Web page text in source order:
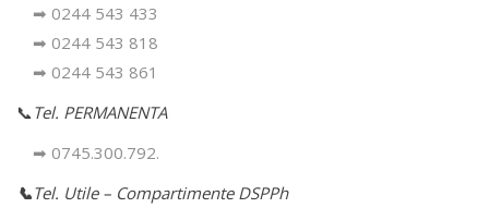
➡ 0244 543 433
➡ 0244 543 818
➡ 0244 543 861
📞 Tel. PERMANENTA
➡ 0745.300.792.
📞Tel. Utile – Compartimente DSPPh